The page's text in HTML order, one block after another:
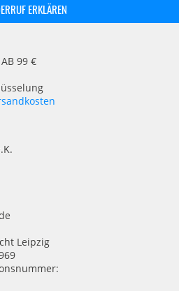
ERKLÄREN
AB 99 €
Leipzig